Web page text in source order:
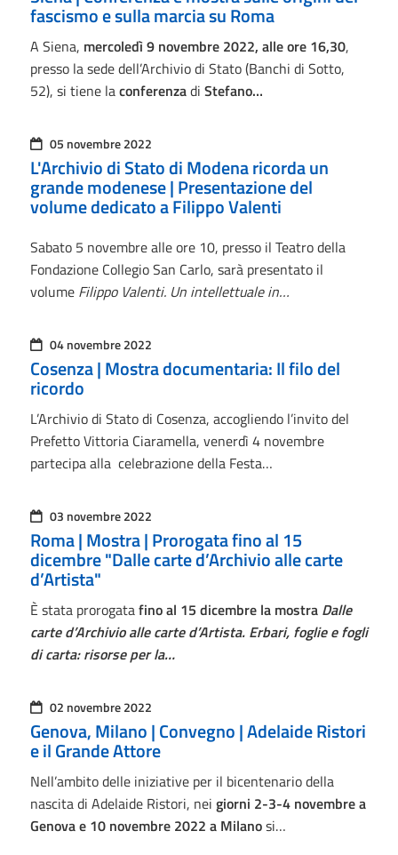
fascismo e sulla marcia su Roma
A Siena, mercoledì 9 novembre 2022, alle ore 16,30,
presso la sede dell’Archivio di Stato (Banchi di Sotto,
52), si tiene laconferenzadi Stefano…
05 novembre 2022
L'Archivio di Stato di Modena ricorda un
grande modenese | Presentazione del
volume dedicato a Filippo Valenti
Sabato 5 novembre alle ore 10, presso il Teatro della
Fondazione Collegio San Carlo, sarà presentato il
volume Filippo Valenti. Un intellettuale in…
04 novembre 2022
Cosenza | Mostra documentaria: Il filo del
ricordo
L’Archivio di Stato di Cosenza, accogliendo l’invito del
Prefetto Vittoria Ciaramella, venerdì 4 novembre
partecipa alla celebrazione della Festa…
03 novembre 2022
Roma | Mostra | Prorogata fino al 15
dicembre "Dalle carte d’Archivio alle carte
d’Artista"
È stata prorogatafino al 15 dicembre la mostra Dalle
carte d’Archivio alle carte d’Artista. Erbari, foglie e fogli
di carta: risorse per la…
02 novembre 2022
Genova, Milano | Convegno | Adelaide Ristori
e il Grande Attore
Nell’ambito delle iniziative per il bicentenario della
nascita di Adelaide Ristori, nei giorni 2-3-4 novembre a
Genova e 10 novembre 2022 a Milanosi…